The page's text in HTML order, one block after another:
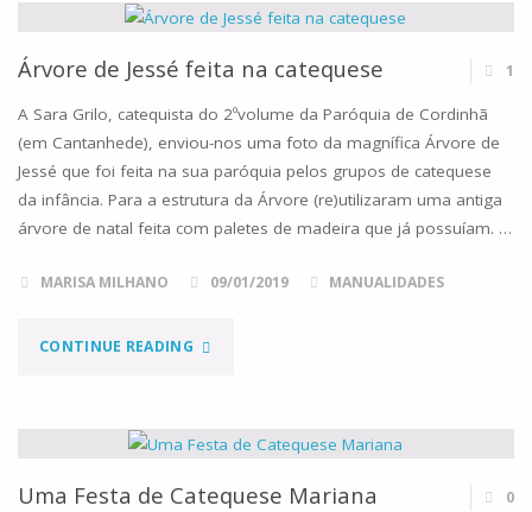
Árvore de Jessé feita na catequese 1
A Sara Grilo, catequista do 2ºvolume da Paróquia de Cordinhã
(em Cantanhede), enviou-nos uma foto da magnífica Árvore de
Jessé que foi feita na sua paróquia pelos grupos de catequese
da infância. Para a estrutura da Árvore (re)utilizaram uma antiga
árvore de natal feita com paletes de madeira que já possuíam. …
MARISA MILHANO 09/01/2019 MANUALIDADES
CONTINUE READING"ÁRVORE
JESSÉ
FEITA
Uma Festa de Catequese Mariana 0